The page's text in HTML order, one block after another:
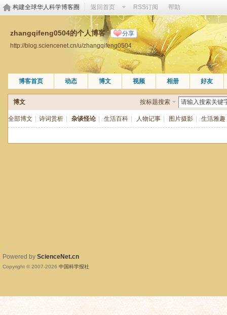
构建全球华人科学博客圈 返回首页 RSS订阅 帮助
zhangqifeng0504的个人博客 分享
http://blog.sciencenet.cn/u/zhangqifeng0504
博客首页 动态 博文 视频 相册 好友
博文 按标题搜索
全部博文 诗词赏析 杂谈怪论 生活百科 人物记事 图片摄影 生活雅趣
Powered by ScienceNet.cn
Copyright © 2007-2026 中国科学报社